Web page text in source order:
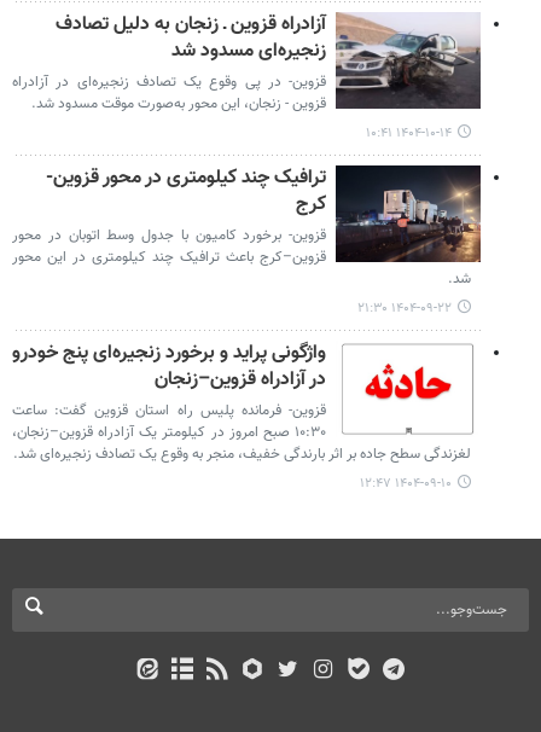
آزادراه قزوین ـ زنجان به دلیل تصادف
زنجیره‌ای مسدود شد
قزوین- در پی وقوع یک تصادف زنجیره‌ای در آزادراه
قزوین - زنجان، این محور به‌صورت موقت مسدود شد.
۱۴۰۴-۱۰-۱۴ ۱۰:۴۱
ترافیک چند کیلومتری در محور قزوین-
کرج
قزوین- برخورد کامیون با جدول وسط اتوبان در محور
قزوین–کرج باعث ترافیک چند کیلومتری در این محور
شد.
۱۴۰۴-۰۹-۲۲ ۲۱:۳۰
واژگونی پراید و برخورد زنجیره‌ای پنج خودرو
در آزادراه قزوین–زنجان
قزوین- فرمانده پلیس راه استان قزوین گفت: ساعت
۱۰:۳۰ صبح امروز در کیلومتر یک آزادراه قزوین–زنجان،
لغزندگی سطح جاده بر اثر بارندگی خفیف، منجر به وقوع یک تصادف زنجیره‌ای شد.
۱۴۰۴-۰۹-۱۰ ۱۲:۴۷